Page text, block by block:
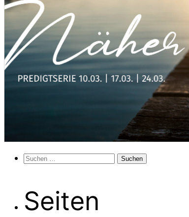
Suchen
Seiten